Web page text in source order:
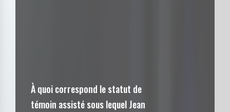
À quoi correspond le statut de
témoin assisté sous lequel Jean